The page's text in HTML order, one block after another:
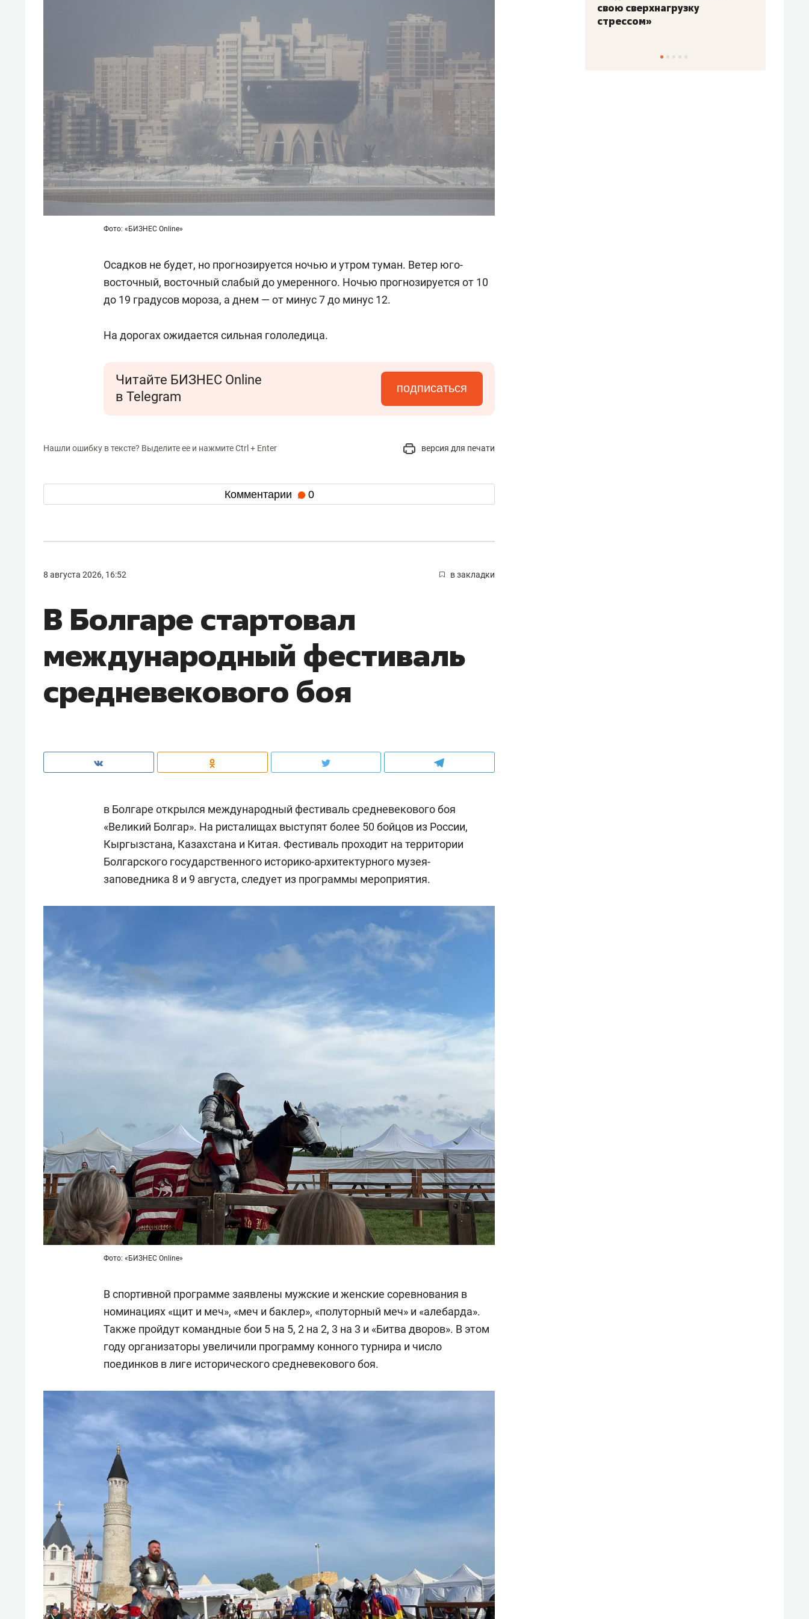
Фото: «БИЗНЕС Online»
Осадков не будет, но прогнозируется ночью и утром туман. Ветер юго-
восточный, восточный слабый до умеренного. Ночью прогнозируется от 10
до 19 градусов мороза, а днем — от минус 7 до минус 12.
На дорогах ожидается сильная гололедица.
Читайте БИЗНЕС Online
в Telegram
подписаться
Нашли ошибку в тексте? Выделите ее и нажмите Ctrl + Enter версия для печати
Комментарии 0
8 августа 2026, 16:52 в закладки
В Болгаре стартовал
международный фестиваль
средневекового боя
в Болгаре открылся международный фестиваль средневекового боя
«Великий Болгар». На ристалищах выступят более 50 бойцов из России,
Кыргызстана, Казахстана и Китая. Фестиваль проходит на территории
Болгарского государственного историко-архитектурного музея-
заповедника 8 и 9 августа, следует из программы мероприятия.
Фото: «БИЗНЕС Online»
В спортивной программе заявлены мужские и женские соревнования в
номинациях «щит и меч», «меч и баклер», «полуторный меч» и «алебарда».
Также пройдут командные бои 5 на 5, 2 на 2, 3 на 3 и «Битва дворов». В этом
году организаторы увеличили программу конного турнира и число
поединков в лиге исторического средневекового боя.
стрессом»
для меня это челлендж!»